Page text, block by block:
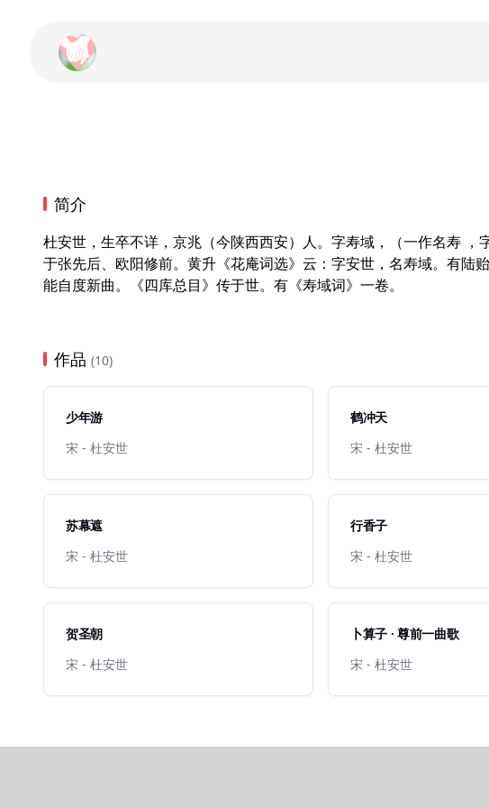
简介
杜安世，生卒不详，京兆（今陕西西安）人。字寿域，（一作名寿
于张先后、欧阳修前。黄升《花庵词选》云：字安世，名寿域。有陆
能自度新曲。《四库总目》传于世。有《寿域词》一卷。
作品 (10)
少年游
宋 - 杜安世
鹤冲天
宋 - 杜安世
苏幕遮
宋 - 杜安世
行香子
宋 - 杜安世
贺圣朝
宋 - 杜安世
卜算子 · 尊前一曲歌
宋 - 杜安世